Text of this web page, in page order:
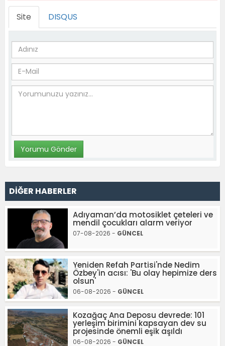
Site DISQUS
DİĞER HABERLER
Adıyaman’da motosiklet çeteleri ve
mendil çocukları alarm veriyor
07-08-2026 - GÜNCEL
Yeniden Refah Partisi'nde Nedim
Özbey'in acısı: 'Bu olay hepimize ders
olsun'
06-08-2026 - GÜNCEL
Kozağaç Ana Deposu devrede: 101
yerleşim birimini kapsayan dev su
projesinde önemli eşik aşıldı
06-08-2026 - GÜNCEL